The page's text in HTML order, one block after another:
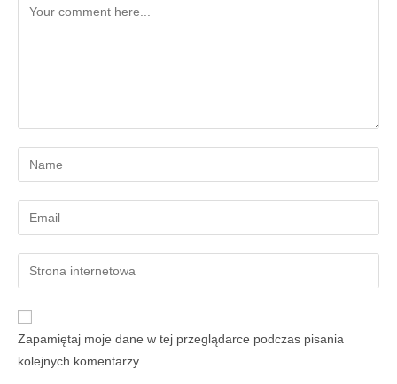
Zapamiętaj moje dane w tej przeglądarce podczas pisania
kolejnych komentarzy.